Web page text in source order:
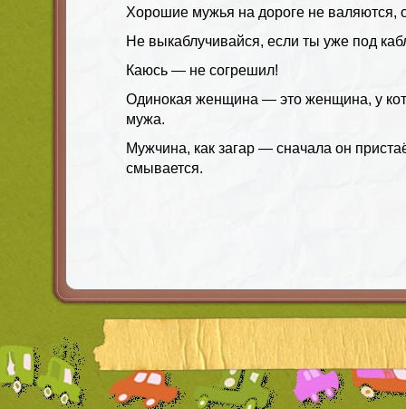
Хорошие мужья на дороге не валяются,
Не выкаблучивайся, если ты уже под
Каюсь — не согрешил!
Одинокая женщина — это женщина, у
мужа.
Мужчина, как загар — сначала он
смывается.